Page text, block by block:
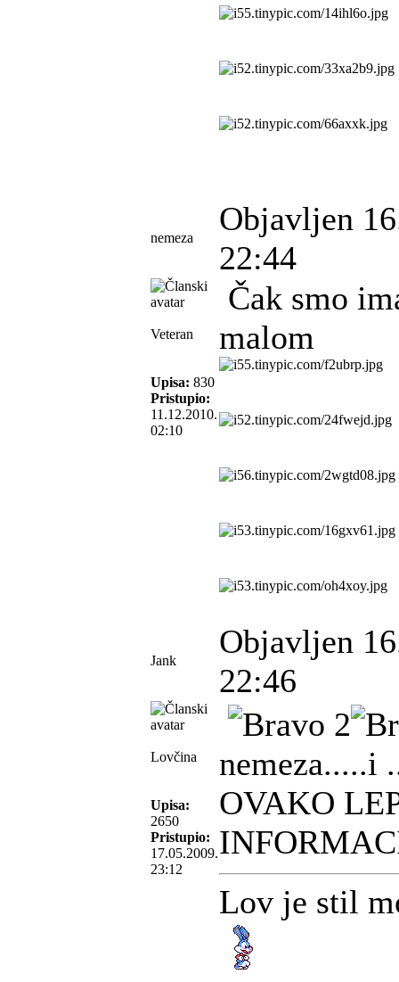
nemeza
Objavljen
22:44
Veteran
Upisa: 830
Pristupio:
11.12.2010.
02:10
Čak smo
malom
Jank
Objavljen
22:46
Lovčina
Upisa:
2650
Pristupio:
17.05.2009.
23:12
nemeza.....i
OVAKO
Lov je stil